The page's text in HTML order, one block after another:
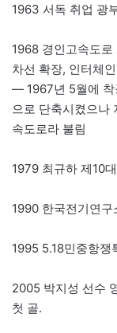
1963 서독 취업 광
1968 경인고속도
차선 확장, 인터체
— 1967년 5월에 착
으로 단축시켰으나
속도로라 불림
1979 최규하 제10
1990 한국전기연
1995 5.18민중항쟁
2005 박지성 선수
첫 골.